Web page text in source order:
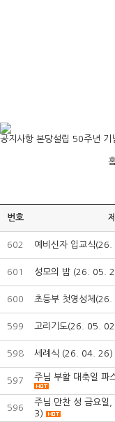
공지사항 본당설립 50주년 기
번호
602 예비신자 입교식
601 성모의 밤 (26. 05.
600 초등부 첫영성체
599 고리기도(26. 05.
598 세례식 (26. 04. 26)
597 주님 부활 대축일
596
주님 만찬 성 금요
3)